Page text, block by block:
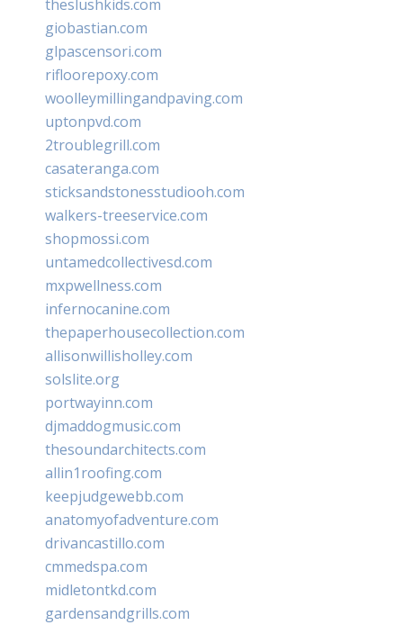
theslushkids.com
giobastian.com
glpascensori.com
rifloorepoxy.com
woolleymillingandpaving.com
uptonpvd.com
2troublegrill.com
casateranga.com
sticksandstonesstudiooh.com
walkers-treeservice.com
shopmossi.com
untamedcollectivesd.com
mxpwellness.com
infernocanine.com
thepaperhousecollection.com
allisonwillisholley.com
solslite.org
portwayinn.com
djmaddogmusic.com
thesoundarchitects.com
allin1roofing.com
keepjudgewebb.com
anatomyofadventure.com
drivancastillo.com
cmmedspa.com
midletontkd.com
gardensandgrills.com